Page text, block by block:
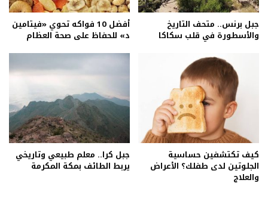
جبل برنس.. متحف التاريخ
والأسطورة في قلب سكاكا
أفضل 10 فواكه تحوي «فيتامين
د» للحفاظ على صحة العظام
كيف تكتشفين حساسية
الجلوتين لدى طفلك؟ الأعراض
والعلاج
جبل كرا.. معلم طبيعي وتاريخي
يربط الطائف بمكة المكرمة